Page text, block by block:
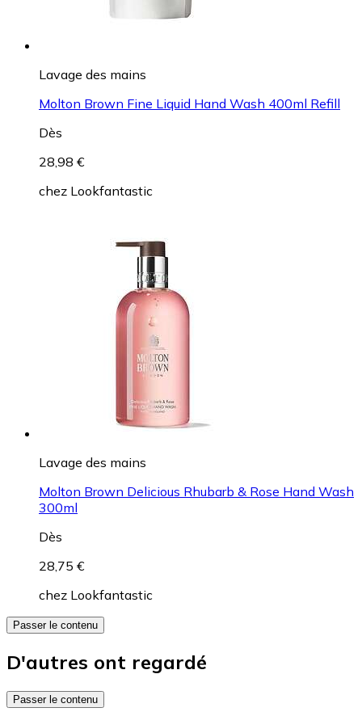
Lavage des mains
Molton Brown Fine Liquid Hand Wash 400ml Refill
Dès
28,98 €
chez Lookfantastic
Lavage des mains
Molton Brown Delicious Rhubarb & Rose Hand Wash
300ml
Dès
28,75 €
chez Lookfantastic
Passer le contenu
D'autres ont regardé
Passer le contenu